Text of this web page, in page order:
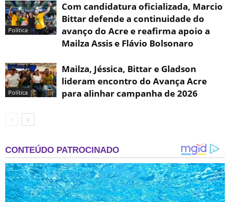
Política
Com candidatura oficializada, Marcio
Bittar defende a continuidade do
avanço do Acre e reafirma apoio a
Mailza Assis e Flávio Bolsonaro
Política
Mailza, Jéssica, Bittar e Gladson
lideram encontro do Avança Acre
para alinhar campanha de 2026